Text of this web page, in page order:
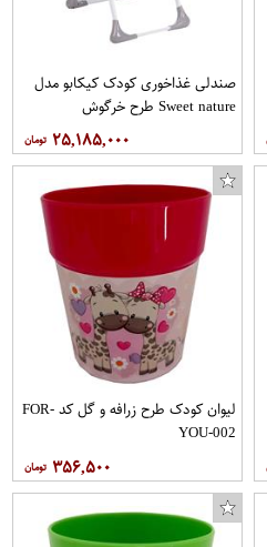
صندلی غذاخوری کودک کیکابو مدل
Sweet nature طرح خرگوش
۲۵,۱۸۵,۰۰۰
لیوان کودک طرح زرافه و گل کد FOR-
YOU-002
۳۵۶,۵۰۰